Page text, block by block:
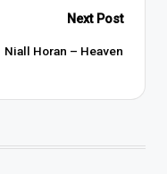
Next Post
Niall Horan – Heaven